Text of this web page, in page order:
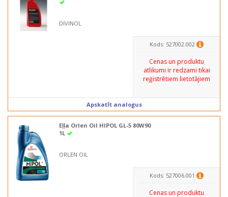
DIVINOL
Kods: 527002.002
Cenas un produktu
atlikumi ir redzami tikai
reģistrētiem lietotājiem
Apskatīt analogus
Eļļa Orlen Oil HIPOL GL-5 80W90
1L
ORLEN OIL
Kods: 527006.001
Cenas un produktu